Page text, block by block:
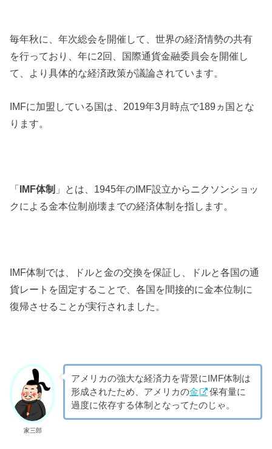
毎年秋に、年次総会を開催して、世界の経済情勢の共有
を行っており、年に2回、国際通貨金融委員会を開催し
て、より具体的な経済政策が議論されています。
IMFに加盟している国は、2019年3月時点で189ヵ国とな
ります。
「IMF体制 」とは、1945年のIMF設立からニクソンショッ
クによる金本位制崩壊までの経済体制を指します。
IMF体制では、ドルと金の交換を保証し、ドルと各国の通
貨レートを固定することで、各国を間接的に金本位制に
復帰させることが実行されました。
家三郎
アメリカの強大な経済力を背景にIMF体制は
形成されたため、アメリカの金
保有量に
過度に依存する体制となってたのじゃ。